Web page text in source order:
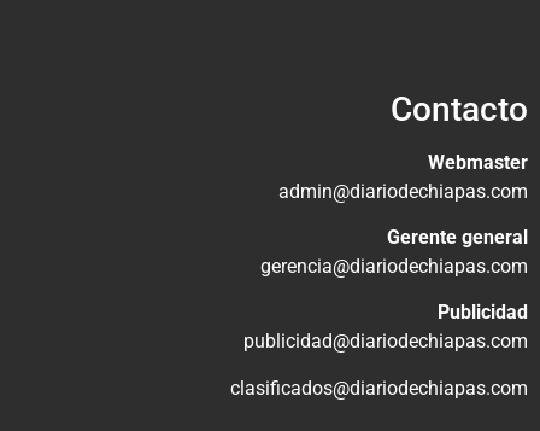
Contacto
Webmaster
admin@diariodechiapas.com
Gerente general
gerencia@diariodechiapas.com
Publicidad
publicidad@diariodechiapas.com
clasificados@diariodechiapas.com